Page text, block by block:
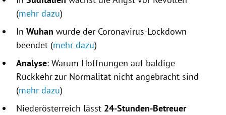
(mehr dazu)
In Wuhan wurde der Coronavirus-Lockdown
beendet (mehr dazu)
Analyse: Warum Hoffnungen auf baldige
Rückkehr zur Normalität nicht angebracht sind
(mehr dazu)
Niederösterreich lässt 24-Stunden-Betreuer